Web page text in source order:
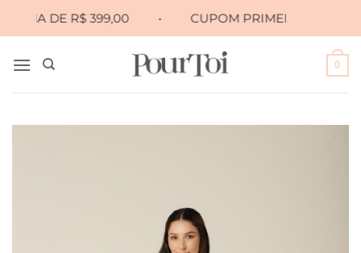
DE R$ 399,00 CUPOM PRIMEIRA10 PARA
0